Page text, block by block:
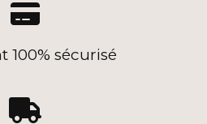

100% sécurisé
